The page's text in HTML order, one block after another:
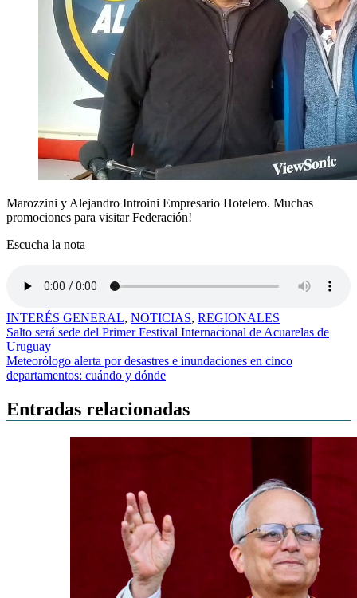
Marozzini y Alejandro Introini Empresario Hotelero. Muchas
promociones para visitar Federación!
Escucha la nota
INTERÉS GENERAL, NOTICIAS, REGIONALES
Navegación
de
entradas
Salto será sede del Primer Festival Internacional de Acuarelas de
Uruguay
Meteorólogo alerta por desastres e inundaciones en cinco
departamentos: cuándo y dónde
Entradas relacionadas